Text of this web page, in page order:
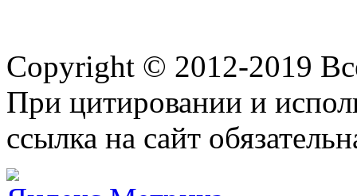
Copyright © 2012-2019
При цитировании и
ссылка на сайт